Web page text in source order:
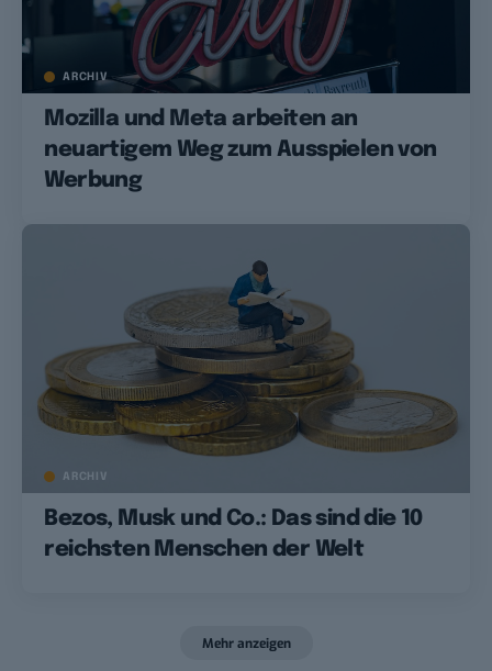
ARCHIV
Mozilla und Meta arbeiten an
neuartigem Weg zum Ausspielen von
Werbung
ARCHIV
Bezos, Musk und Co.: Das sind die 10
reichsten Menschen der Welt
Mehr anzeigen